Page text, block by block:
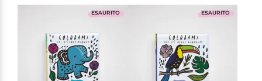
ESAURITO ESAURITO